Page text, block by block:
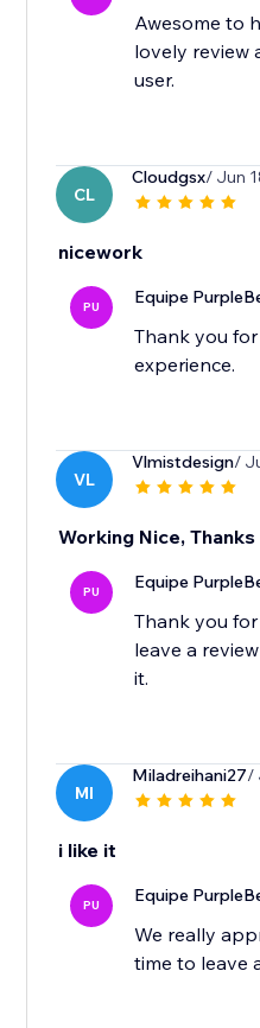
Awesome to
lovely review
user.
CL
Cloudgsx/ Jun
nicework
PU Equipe
Thank you
experience.
VL
Vlmistdesign/
Working Nice, Thanks
PU Equipe
Thank you
leave a
it.
MI
Miladreihani27/
i like it
PU Equipe
We really
time to leave